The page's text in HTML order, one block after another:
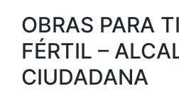
OBRAS PARA
FÉRTIL –
CIUDADANA